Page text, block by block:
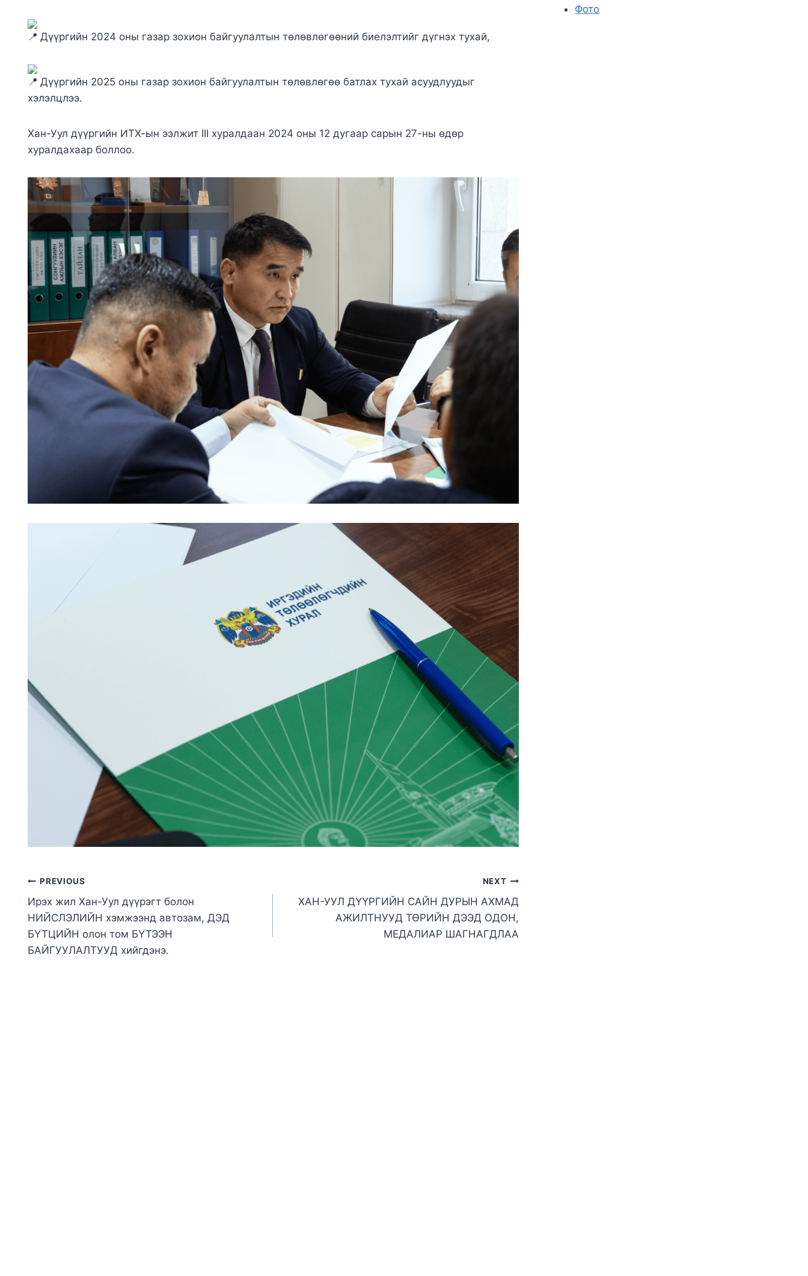
Дүүргийн 2024 оны газар зохион байгуулалтын төлөвлөгөөний биелэлтийг дүгнэх тухай,
Дүүргийн 2025 оны газар зохион байгуулалтын төлөвлөгөө батлах тухай асуудлуудыг
хэлэлцлээ.
Хан-Уул дүүргийн ИТХ-ын ээлжит III хуралдаан 2024 оны 12 дугаар сарын 27-ны өдөр
хуралдахаар боллоо.
PREVIOUS
Ирэх жил Хан-Уул дүүрэгт болон
НИЙСЛЭЛИЙН хэмжээнд автозам, ДЭД
БҮТЦИЙН олон том БҮТЭЭН
БАЙГУУЛАЛТУУД хийгдэнэ.
NEXT
ХАН-УУЛ ДҮҮРГИЙН САЙН ДУРЫН АХМАД
АЖИЛТНУУД ТӨРИЙН ДЭЭД ОДОН,
МЕДАЛИАР ШАГНАГДЛАА
Фото